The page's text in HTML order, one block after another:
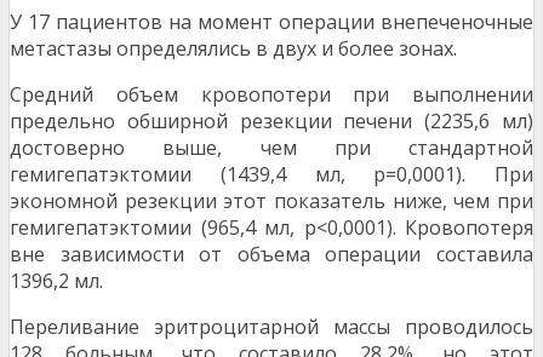
У 17 пациентов на момент операции внепеченочные
метастазы определялись в двух и более зонах.
Средний объем кровопотери при выпол­нении
предельно обширной резекции печени (2235,6 мл)
достоверно выше, чем при стандарт­ной
гемигепатэктомии (1439,4 мл, р=0,0001). При
экономной резекции этот показатель ниже, чем при
гемигепатэктомии (965,4 мл, р<0,0001). Кровопотеря
вне зависимости от объема операции составила
1396,2 мл.
Переливание эритроцитарной массы про­водилось